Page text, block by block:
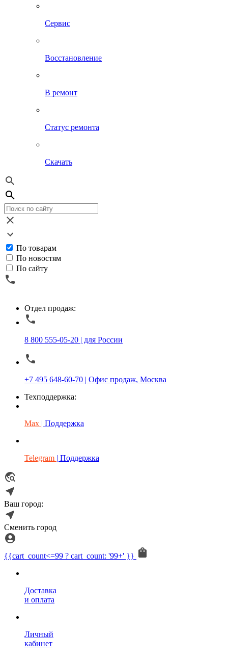
Сервис
Восстановление
В ремонт
Статус ремонта
Скачать
По товарам
По новостям
По сайту
Отдел продаж:
8 800 555-05-20 | для России
+7 495 648-60-70 | Офис продаж, Москва
Техподдержка:
Max | Поддержка
Telegram | Поддержка
Ваш город:
Сменить город
{{cart_count<=99 ? cart_count: '99+' }}
Доставка
и оплата
Личный
кабинет